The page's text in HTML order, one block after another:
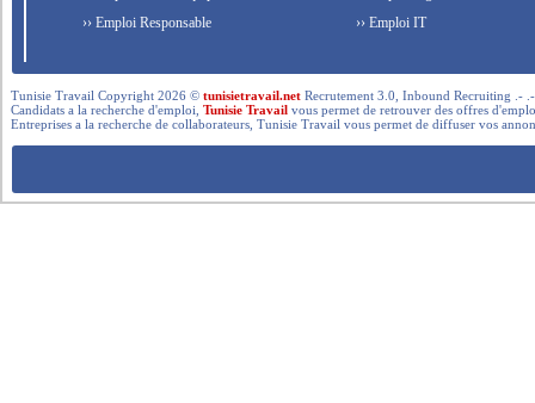
›› Emploi Responsable
›› Emploi IT
Tunisie Travail Copyright 2026 ©tunisietravail.net Recrutement 3.0, Inbound Recruiting .-
Candidats a la recherche d'emploi,Tunisie Travail vous permet de retrouver des offres
Entreprises a la recherche de collaborateurs, Tunisie Travail vous permet de diffuser vos